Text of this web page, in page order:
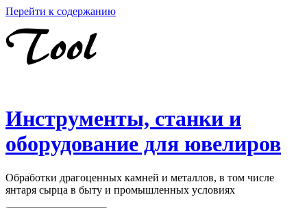
Перейти к содержанию
Инструменты, станки и
оборудование для ювелиров
Обработки драгоценных камней и металлов, в том числе
янтаря сырца в быту и промышленных условиях